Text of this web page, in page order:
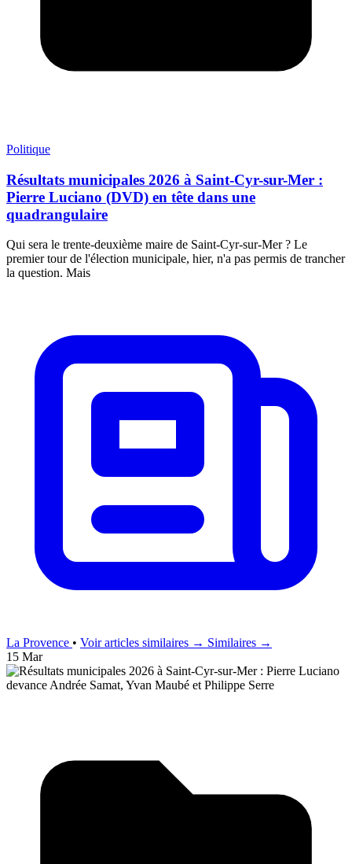
Politique
Résultats municipales 2026 à Saint-Cyr-sur-Mer :
Pierre Luciano (DVD) en tête dans une
quadrangulaire
Qui sera le trente-deuxième maire de Saint-Cyr-sur-Mer ? Le
premier tour de l'élection municipale, hier, n'a pas permis de trancher
la question. Mais
La Provence • Voir articles similaires → Similaires →
15 Mar